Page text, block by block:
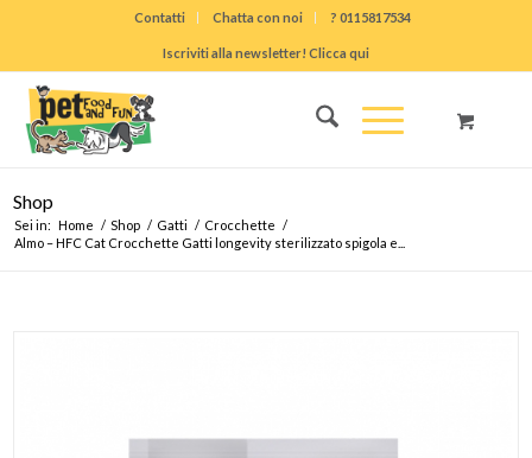
Contatti Chatta con noi ? 0115817534
Iscriviti alla newsletter! Clicca qui
Shop
Sei in: Home / Shop / Gatti / Crocchette /
Almo – HFC Cat Crocchette Gatti longevity sterilizzato spigola e...